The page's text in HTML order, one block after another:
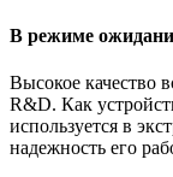
В режиме
Высокое качество
R&D. Как
используется в
надежность его